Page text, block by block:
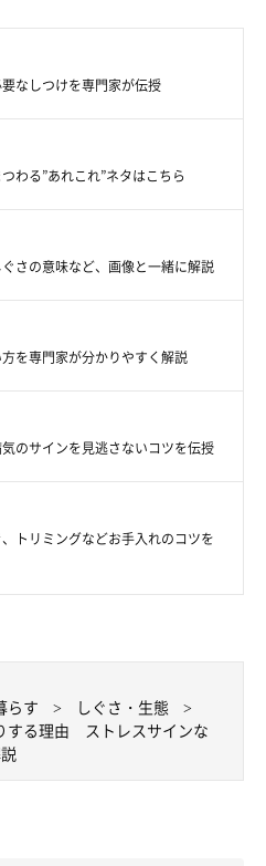
あげたくなっちゃいます！
なしつけを専門家が伝授
わる”あれこれ”ネタはこちら
さの意味など、画像と一緒に解説
を専門家が分かりやすく解説
のサインを見逃さないコツを伝授
トリミングなどお手入れのコツを
らす
しぐさ・生態
する理由 ストレスサインな